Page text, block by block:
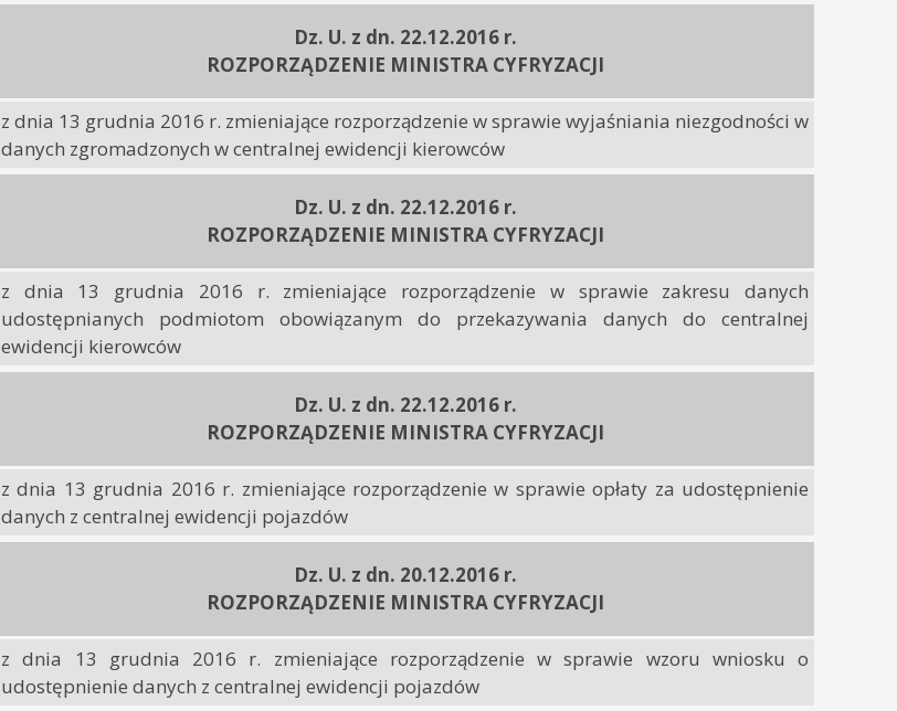
Dz. U. z dn. 22.12.2016 r.
ROZPORZĄDZENIE MINISTRA CYFRYZACJI
z dnia 13 grudnia 2016 r. zmieniające rozporządzenie w sprawie wyjaśniania niezgodności w
danych zgromadzonych w centralnej ewidencji kierowców
Dz. U. z dn. 22.12.2016 r.
ROZPORZĄDZENIE MINISTRA CYFRYZACJI
z dnia 13 grudnia 2016 r. zmieniające rozporządzenie w sprawie zakresu danych
udostępnianych podmiotom obowiązanym do przekazywania danych do centralnej
ewidencji kierowców
Dz. U. z dn. 22.12.2016 r.
ROZPORZĄDZENIE MINISTRA CYFRYZACJI
z dnia 13 grudnia 2016 r. zmieniające rozporządzenie w sprawie opłaty za udostępnienie
danych z centralnej ewidencji pojazdów
Dz. U. z dn. 20.12.2016 r.
ROZPORZĄDZENIE MINISTRA CYFRYZACJI
z dnia 13 grudnia 2016 r. zmieniające rozporządzenie w sprawie wzoru wniosku o
udostępnienie danych z centralnej ewidencji pojazdów